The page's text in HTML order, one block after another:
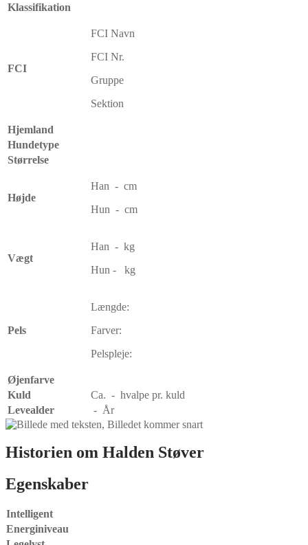
Klassifikation
FCI
FCI Navn
FCI Nr.
Gruppe
Sektion
Hjemland
Hundetype
Størrelse
Højde
Han - cm
Hun - cm
Vægt
Han - kg
Hun - kg
Pels
Længde:
Farver:
Pelspleje:
Øjenfarve
Kuld
Ca. - hvalpe pr. kuld
Levealder
- År
Historien om Halden Støver
Egenskaber
Intelligent
Energiniveau